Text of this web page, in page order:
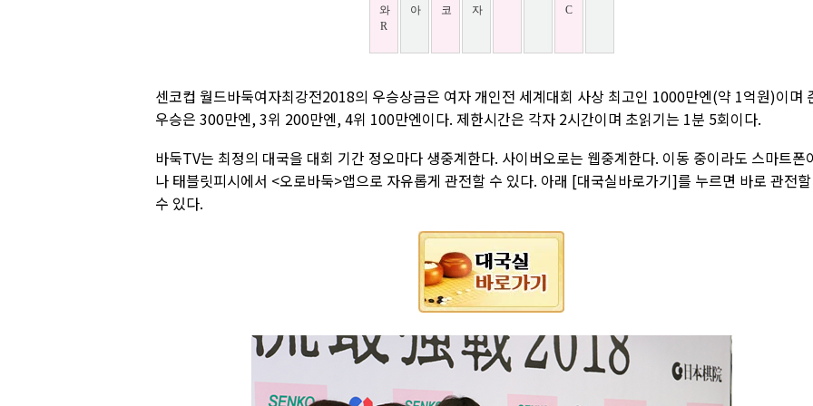
센코컵 월드바둑여자최강전2018의 우승상금은 여자 개인전 세계대회 사상 최고인 1000만엔(약 1억원)이며
우승은 300만엔, 3위 200만엔, 4위 100만엔이다. 제한시간은 각자 2시간이며 초읽기는 1분 5회이다.
바둑TV는 최정의 대국을 대회 기간 정오마다 생중계한다. 사이버오로는 웹중계한다. 이동 중이라도 스마트폰
나 태블릿피시에서 <오로바둑>앱으로 자유롭게 관전할 수 있다. 아래 [대국실바로가기]를 누르면 바로 관전할
수 있다.